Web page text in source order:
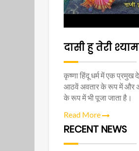
दासी हु तेरी
कृष्णा हिंदू धर्म में एक प्रमुख
आठवें अवतार के रूप में और
के रूप में भी पूजा जाता है।
Read More
RECENT NEWS